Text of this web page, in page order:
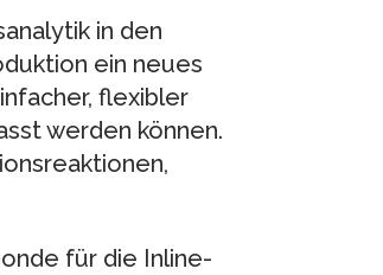
in den
ein neues
flexibler
werden können.
für die Inline-